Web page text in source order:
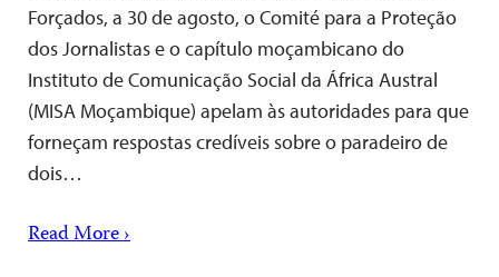
Forçados, a 30 de agosto, o Comité para a Proteção
dos Jornalistas e o capítulo moçambicano do
Instituto de Comunicação Social da África Austral
(MISA Moçambique) apelam às autoridades para que
forneçam respostas credíveis sobre o paradeiro de
dois…
Read More ›